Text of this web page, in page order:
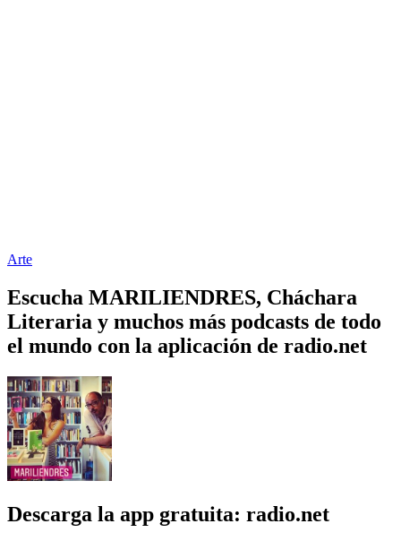
Arte
Escucha MARILIENDRES, Cháchara
Literaria y muchos más podcasts de todo
el mundo con la aplicación de radio.net
Descarga la app gratuita: radio.net